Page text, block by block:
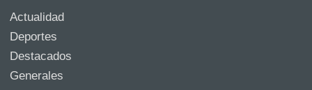
Actualidad
Deportes
Destacados
Generales